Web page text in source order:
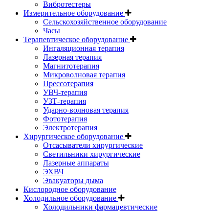
Вибротестеры
Измерительное оборудование
Сельскохозяйственное оборудование
Часы
Терапевтическое оборудование
Ингаляционная терапия
Лазерная терапия
Магнитотерапия
Микроволновая терапия
Прессотерапия
УВЧ-терапия
УЗТ-терапия
Ударно-волновая терапия
Фототерапия
Электротерапия
Хирургическое оборудование
Отсасыватели хирургические
Светильники хирургические
Лазерные аппараты
ЭХВЧ
Эвакуаторы дыма
Кислородное оборудование
Холодильное оборудование
Холодильники фармацевтические